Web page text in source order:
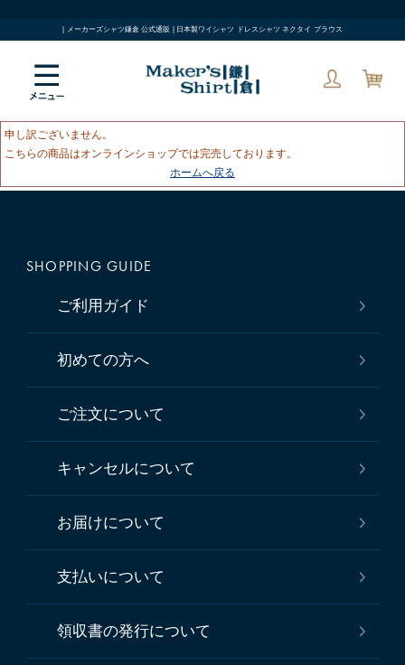
| メーカーズシャツ鎌倉 公式通販 | 日本製ワイシャツ ドレスシャツ ネクタイ ブラウス
申し訳ございません。
こちらの商品はオンラインショップでは完売しております。
ホームへ戻る
SHOPPING GUIDE
ご利用ガイド
初めての方へ
ご注文について
キャンセルについて
お届けについて
支払いについて
領収書の発行について